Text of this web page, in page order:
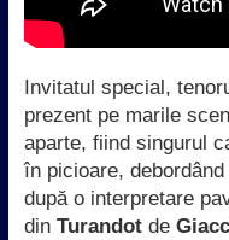
Invitatul special,
prezent pe marile
aparte, fiind singurul
în picioare,
după o interpretare
din Turandotde